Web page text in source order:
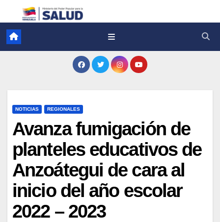
NOTICIAS REGIONALES
Avanza fumigación de
planteles educativos de
Anzoátegui de cara al
inicio del año escolar
2022 – 2023